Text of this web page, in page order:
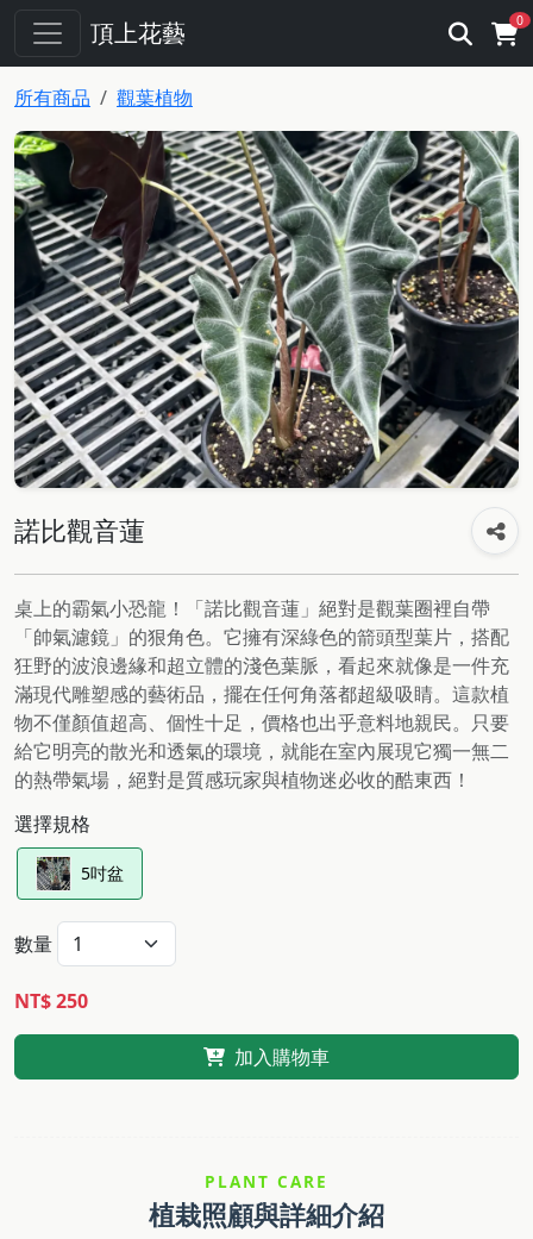
頂上花藝 0
所有商品 觀葉植物
諾比觀音蓮
桌上的霸氣小恐龍！「諾比觀音蓮」絕對是觀葉圈裡自帶
「帥氣濾鏡」的狠角色。它擁有深綠色的箭頭型葉片，搭配
狂野的波浪邊緣和超立體的淺色葉脈，看起來就像是一件充
滿現代雕塑感的藝術品，擺在任何角落都超級吸睛。這款植
物不僅顏值超高、個性十足，價格也出乎意料地親民。只要
給它明亮的散光和透氣的環境，就能在室內展現它獨一無二
的熱帶氣場，絕對是質感玩家與植物迷必收的酷東西！
選擇規格
5吋盆
數量
NT$ 250
加入購物車
PLANT CARE
植栽照顧與詳細介紹